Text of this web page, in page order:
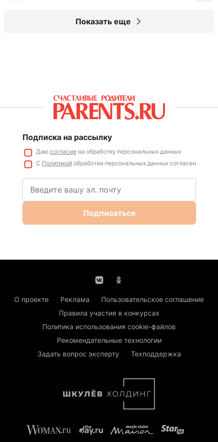
Показать еще
Подписка на рассылку
Даю согласиена обработку персональных данных
С Политикойобработки персональных данных согласен
Подписаться
О проекте Реклама
Пользовательское соглашение
Правила участия в конкурсах
Политика использования cookie-файлов
Рекомендательные технологии
Задать вопрос эксперту
Техподдержка